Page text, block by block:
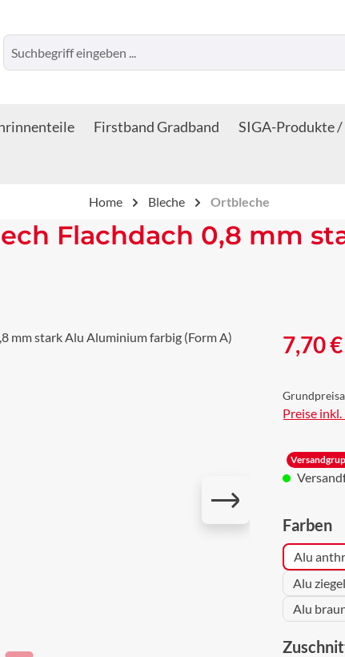
Firstband Gradband SIGA-Produkte
Home Bleche Ortbleche
Flachdach 0,8 mm
Regulärer
7,70 €
Preise
Farben
Alu
Alu
Alu